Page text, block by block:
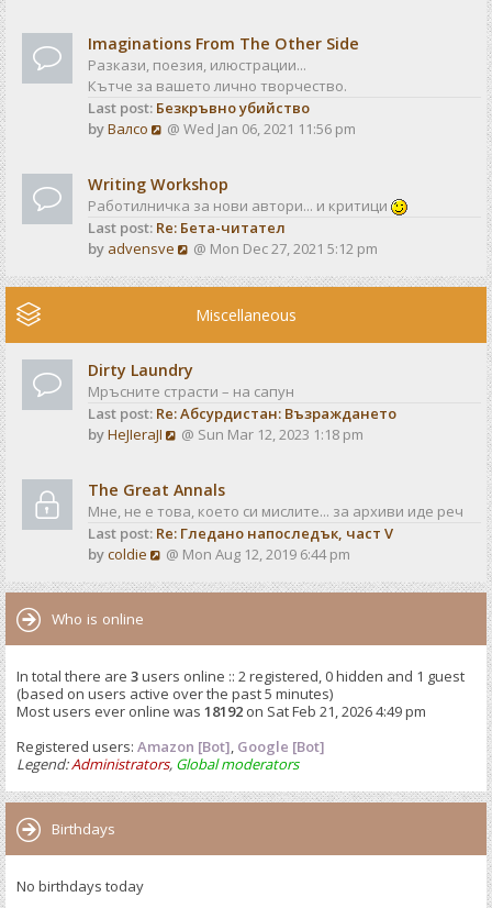
p
o
s
t
w
t
h
e
l
e
s
t
p
o
t
Imaginations From The Other Side
Разкази, поезия, илюстрации...
Кътче за вашето лично творчество.
Last post: Безкръвно убийство
byВалсо
V
w
t
h
e
l
t
p
o
s
@ Wed Jan 06, 2021 11:56 pm
Writing Workshop
Работилничка за нови автори... и критици
Last post: Re: Бета-читател
by advensve
V
e
w
e
l
a
t
t
p
o
s
t
@ Mon Dec 27, 2021 5:12 pm
Miscellaneous
Dirty Laundry
Мръсните страсти – на сапун
Last post: Re: Абсурдистан: Възраждането
byHeJIeraJI
V
w
t
h
e
e
t
p
s
t
@ Sun Mar 12, 2023 1:18 pm
The Great Annals
Мне, не е това, което си мислите... за архиви иде реч
Last post: Re: Гледано напоследък, част V
bycoldie
V
e
e
l
a
t
e
t
@ Mon Aug 12, 2019 6:44 pm
Who is online
In total there are 3users online :: 2 registered, 0 hidden and 1 guest
(based on users active over the past 5 minutes)
Most users ever online was 18192 on Sat Feb 21, 2026 4:49 pm
Registered users: Amazon [Bot], Google [Bot]
Legend:Administrators, Global moderators
Birthdays
No birthdays today